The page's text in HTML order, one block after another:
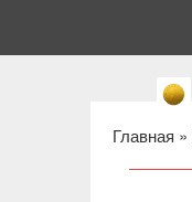
Главная »